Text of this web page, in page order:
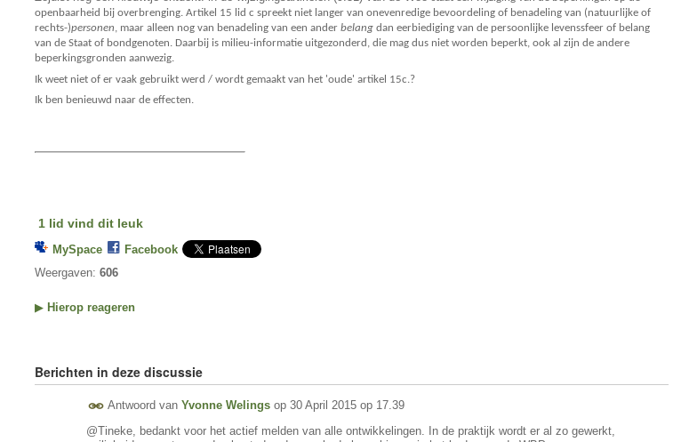
openbaarheid bij overbrenging. Artikel 15 lid c spreekt niet langer van onevenredige bevoordeling of benadeling van (natuurlijke of
rechts-)personen, maar alleen nog van benadeling van een ander belang dan eerbiediging van de persoonlijke levenssfeer of belang
van de Staat of bondgenoten. Daarbij is milieu-informatie uitgezonderd, die mag dus niet worden beperkt, ook al zijn de andere
beperkingsgronden aanwezig.
Ik weet niet of er vaak gebruikt werd / wordt gemaakt van het 'oude' artikel 15c.?
Ik ben benieuwd naar de effecten.
1 lid vind dit leuk
MySpace
Facebook
Weergaven: 606
▶ Hierop reageren
Berichten in deze discussie
Antwoord van Yvonne Welings op 30 April 2015 op 17.39
@Tineke, bedankt voor het actief melden van alle ontwikkelingen. In de praktijk wordt er al zo gewerkt,